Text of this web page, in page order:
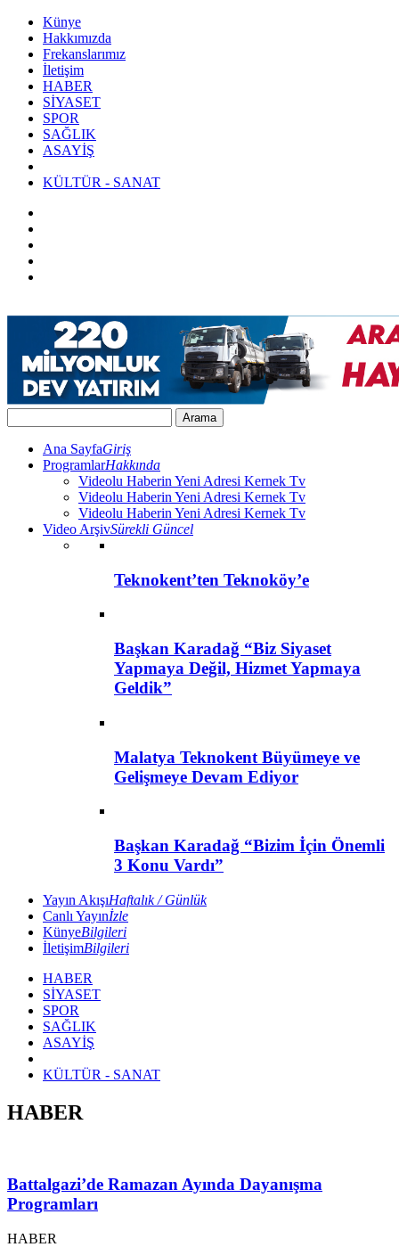
Künye
Hakkımızda
Frekanslarımız
İletişim
HABER
SİYASET
SPOR
SAĞLIK
ASAYİŞ
KÜLTÜR - SANAT
Ana SayfaGiriş
ProgramlarHakkında
Videolu Haberin Yeni Adresi Kernek Tv
Videolu Haberin Yeni Adresi Kernek Tv
Videolu Haberin Yeni Adresi Kernek Tv
Video ArşivSürekli Güncel
Teknokent’ten Teknoköy’e
Başkan Karadağ “Biz Siyaset
Yapmaya Değil, Hizmet Yapmaya
Geldik”
Malatya Teknokent Büyümeye ve
Gelişmeye Devam Ediyor
Başkan Karadağ “Bizim İçin Önemli
3 Konu Vardı”
Yayın AkışıHaftalık / Günlük
Canlı Yayınİzle
KünyeBilgileri
İletişimBilgileri
HABER
SİYASET
SPOR
SAĞLIK
ASAYİŞ
KÜLTÜR - SANAT
HABER
Battalgazi’de Ramazan Ayında Dayanışma
Programları
HABER